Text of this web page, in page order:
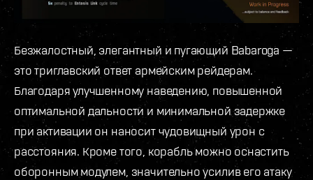
Безжалостный, элегантный и пугающий Babaroga —
это триглавский ответ армейским рейдерам.
Благодаря улучшенному наведению, повышенной
оптимальной дальности и минимальной задержке
при активации он наносит чудовищный урон с
расстояния. Кроме того, корабль можно оснастить
оборонным модулем, значительно усилив его атаку